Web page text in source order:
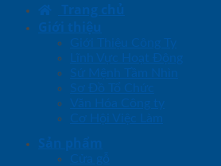
Trang chủ
Giới thiệu
Giới Thiệu Công Ty
Lĩnh Vực Hoạt Động
Sứ Mệnh Tầm Nhìn
Sơ Đồ Tổ Chức
Văn Hóa Công ty
Cơ Hội Việc Làm
Sản phẩm
Cửa gỗ